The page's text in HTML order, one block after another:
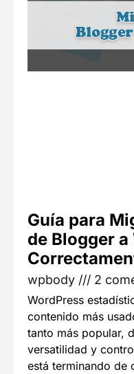
Guía para
de Blogger a
wpbody 2
WordPress
contenido más
tanto más popular,
versatilidad y
está terminando de